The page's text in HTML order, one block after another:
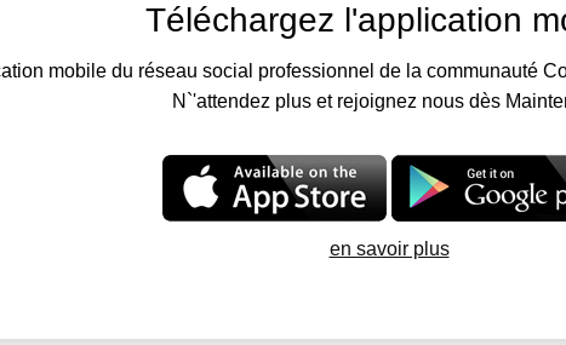
Téléchargez l'application
mobile du réseau social professionnel de la communauté
N`'attendez plus et rejoignez nous dès
en savoir plus